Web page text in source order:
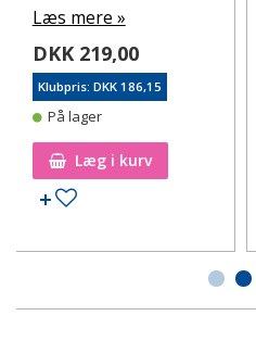
Læs mere »
DKK 219,00
Klubpris: DKK 186,15
På lager
Læg i kurv
Tilføj til ønskeseddel